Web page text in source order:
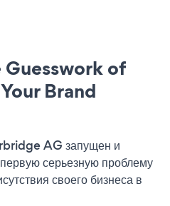
of
Brand
AG запущен и
серьезную проблему
своего бизнеса в